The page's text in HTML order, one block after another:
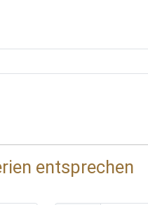
entsprechen